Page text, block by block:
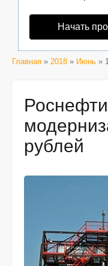
Начать
Главная » 2018 » Июнь »
рублей